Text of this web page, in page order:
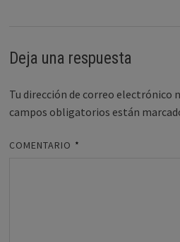
Deja una respuesta
Tu dirección de correo electrónico
campos obligatorios están
COMENTARIO *